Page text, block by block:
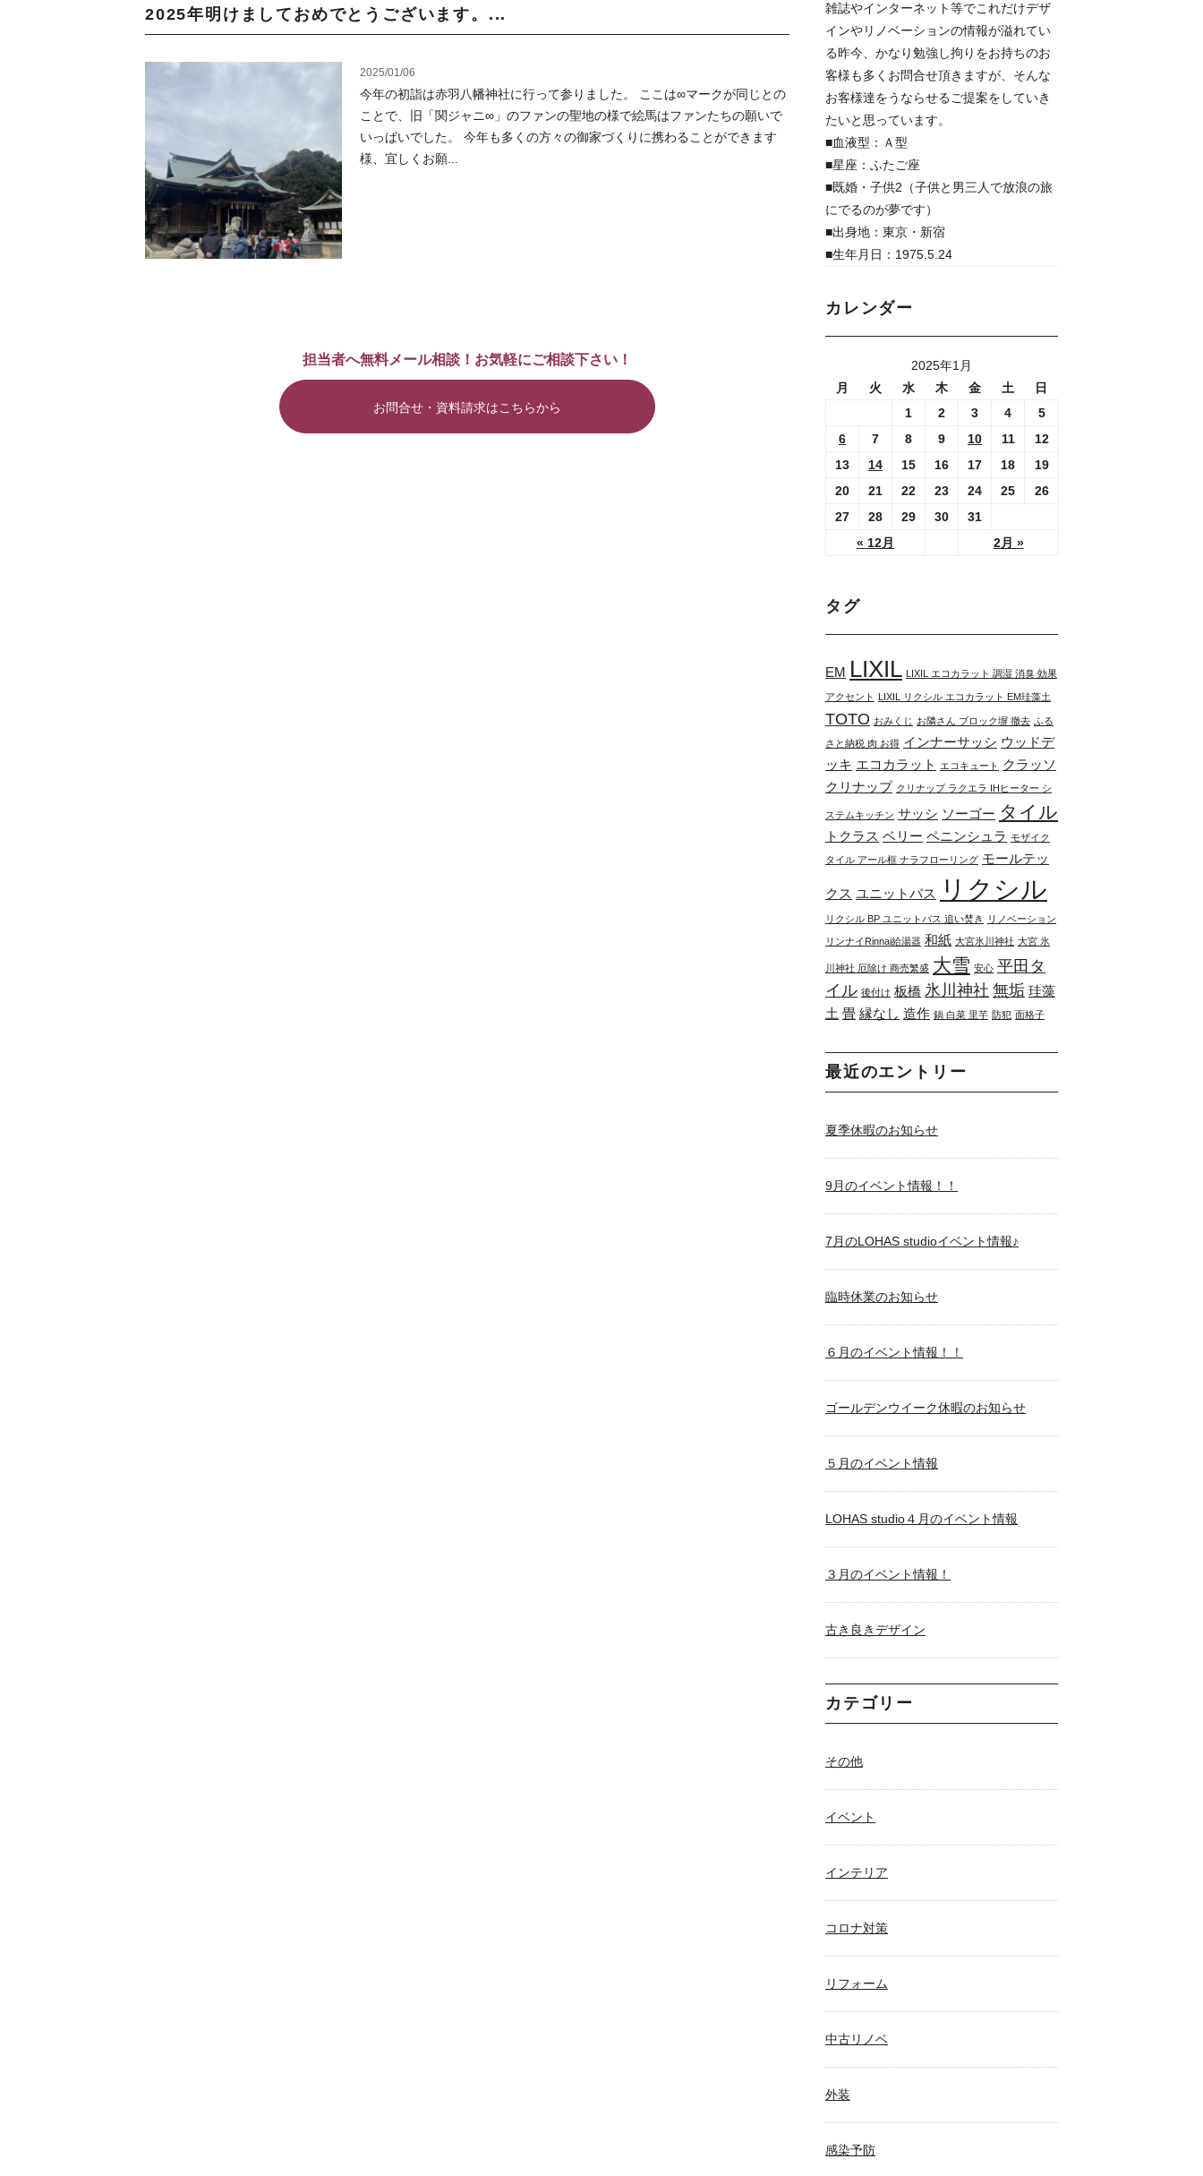
2025年明けましておめでとうございます。...
2025/01/06
今年の初詣は赤羽八幡神社に行って参りました。 ここは∞マークが同じとの
ことで、旧「関ジャニ∞」のファンの聖地の様で絵馬はファンたちの願いで
いっぱいでした。 今年も多くの方々の御家づくりに携わることができます
様、宜しくお願...
担当者へ無料メール相談！お気軽にご相談下さい！
お問合せ・資料請求はこちらから
雑誌やインターネット等でこれだけデザ
インやリノベーションの情報が溢れてい
る昨今、かなり勉強し拘りをお持ちのお
客様も多くお問合せ頂きますが、そんな
お客様達をうならせるご提案をしていき
たいと思っています。
■血液型：Ａ型
■星座：ふたご座
■既婚・子供2（子供と男三人で放浪の旅
にでるのが夢です）
■出身地：東京・新宿
■生年月日：1975.5.24
カレンダー
2025年1月
月
火 水 木 金 土 日
« 12月 2月 »
1 2 3 4
5
6
7 8 9 10 11
12
13
14 15 16 17 18
19
20
21 22 23 24 25
26
27
28 29 30 31
タグ
EM LIXIL LIXIL エコカラット 調湿 消臭 効果
アクセント LIXIL リクシル エコカラット EM珪藻土
TOTO おみくじ お隣さん ブロック塀 撤去 ふる
さと納税 肉 お得 インナーサッシ ウッドデ
ッキ エコカラット エコキュート
クラッソ
クリナップ クリナップ ラクエラ IHヒーター シ
ステムキッチン サッシ ソーゴー タイル
トクラス ベリー ペニンシュラ モザイク
タイル アール框 ナラフローリング モールテッ
クス ユニットバス リクシル
リクシル BP ユニットバス 追い焚き リノベーション
リンナイRinnai給湯器 和紙 大宮氷川神社 大宮 氷
川神社 厄除け 商売繁盛 大雪 安心 平田タ
イル 後付け 板橋 氷川神社 無垢 珪藻
土 畳 縁なし 造作 鍋 白菜 里芋 防犯 面格子
最近のエントリー
夏季休暇のお知らせ
9月のイベント情報！！
7月のLOHAS studioイベント情報♪
臨時休業のお知らせ
６月のイベント情報！！
ゴールデンウイーク休暇のお知らせ
５月のイベント情報
LOHAS studio４月のイベント情報
３月のイベント情報！
古き良きデザイン
カテゴリー
その他
イベント
インテリア
コロナ対策
リフォーム
中古リノベ
外装
感染予防